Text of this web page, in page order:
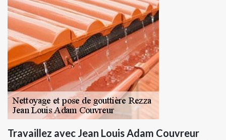
Travaillez avec Jean Louis Adam Couvreur